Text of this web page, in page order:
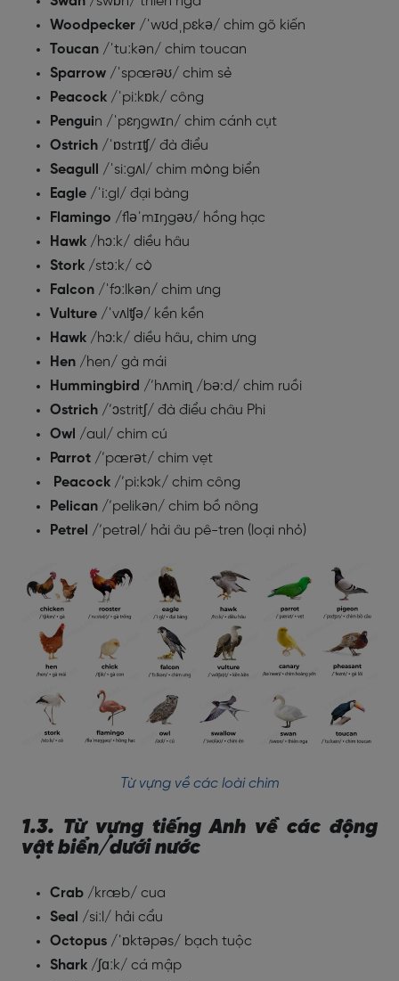
Woodpecker /ˈwʊdˌpɛkə/ chim gõ kiến
Toucan /ˈtuːkən/ chim toucan
Sparrow /ˈspærəʊ/ chim sẻ
Peacock /ˈpiːkɒk/ công
Penguin /ˈpɛŋgwɪn/ chim cánh cụt
Ostrich /ˈɒstrɪʧ/ đà điểu
Seagull
/ˈsiːgʌl/ chim mòng biển
Eagle /ˈiːgl/ đại bàng
Flamingo /fləˈmɪŋgəʊ/ hồng hạc
Hawk /hɔːk/ diều hâu
Stork /stɔːk/ cò
Falcon /ˈfɔːlkən/ chim ưng
Vulture /ˈvʌlʧə/ kền kền
Hawk /hɔ:k/ diều hâu, chim ưng
Hen /hen/ gà mái
Hummingbird /’hʌmiɳ /bə:d/ chim ruồi
Ostrich /’ɔstritʃ/ đà điểu châu Phi
Owl /aul/ chim cú
Parrot /’pærət/ chim vẹt
Peacock /’pi:kɔk/ chim công
Pelican /’pelikən/ chim bồ nông
Petrel /’petrəl/ hải âu pê-tren (loại nhỏ)
Từ vựng về các loài chim
1.3. Từ vựng tiếng Anh về các động
vật biển/dưới nước
Crab /kræb/ cua
Seal /siːl/ hải cẩu
Octopus /ˈɒktəpəs/ bạch tuộc
Shark /ʃɑːk/ cá mập